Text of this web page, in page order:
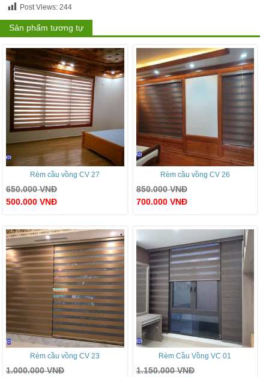
Post Views: 244
Sản phẩm tương tự
Rèm cầu vồng CV 27
650.000VNĐ
500.000 VNĐ
Rèm cầu vồng CV 26
850.000VNĐ
700.000 VNĐ
Rèm cầu vồng CV 23
1.000.000VNĐ
Rèm Cầu Vồng VC 01
1.150.000VNĐ